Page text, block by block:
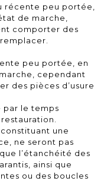
récente peu portée,
de marche,
comporter des
peu portée, en
cependant
des pièces d’usure
par le temps
une
ne seront pas
l’étanchéité des
ainsi que
ou des boucles